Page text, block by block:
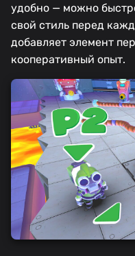
удобно — можно
свой стиль перед
добавляет элемент
кооперативный опыт.